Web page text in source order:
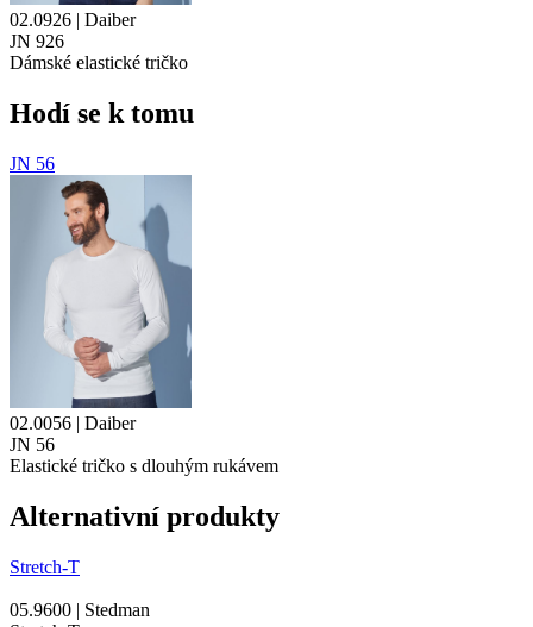
02.0926 | Daiber
JN 926
Dámské elastické tričko
Hodí se k tomu
JN 56
02.0056 | Daiber
JN 56
Elastické tričko s dlouhým rukávem
Alternativní produkty
Stretch-T
05.9600 | Stedman